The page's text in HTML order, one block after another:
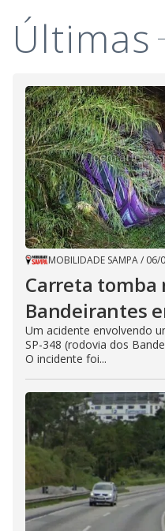
i
Últimas
MOBILIDADE SAMPA/ 06/
Carreta tomba
Bandeirantes
Um acidente envolvendo
SP-348 (rodovia dos
O incidente foi...